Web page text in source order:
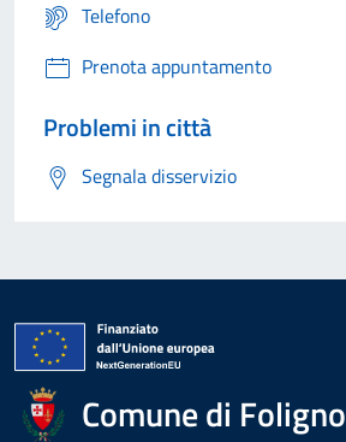
Telefono
Prenota appuntamento
Problemi in città
Segnala disservizio
Comune di Foligno